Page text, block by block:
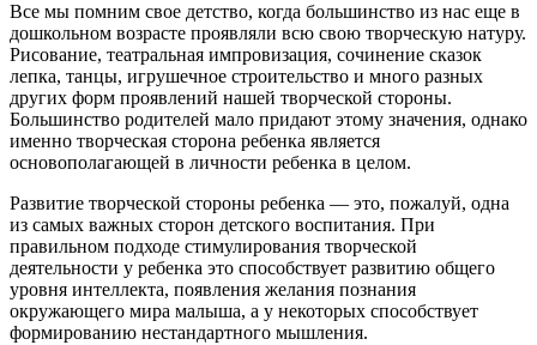
Все мы помним свое детство, когда большинство из нас еще в
дошкольном возрасте проявляли всю свою творческую натуру.
Рисование, театральная импровизация, сочинение сказок
лепка, танцы, игрушечное строительство и много разных
других форм проявлений нашей творческой стороны.
Большинство родителей мало придают этому значения, однако
именно творческая сторона ребенка является
основополагающей в личности ребенка в целом.
Развитие творческой стороны ребенка — это, пожалуй, одна
из самых важных сторон детского воспитания. При
правильном подходе стимулирования творческой
деятельности у ребенка это способствует развитию общего
уровня интеллекта, появления желания познания
окружающего мира малыша, а у некоторых способствует
формированию нестандартного мышления.